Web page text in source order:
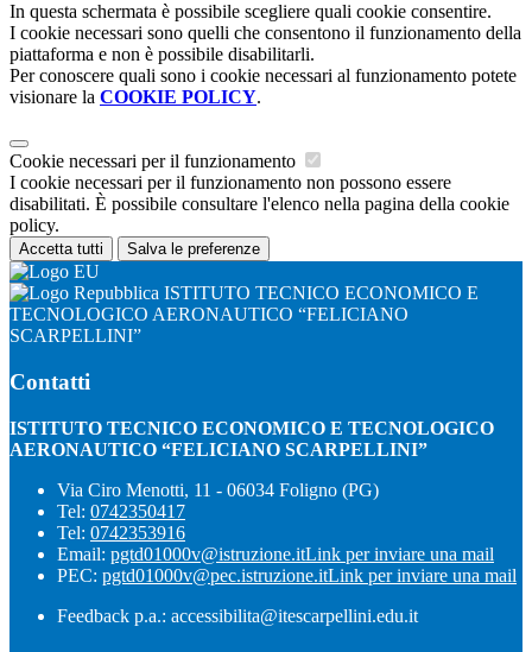
In questa schermata è possibile scegliere quali cookie consentire.
I cookie necessari sono quelli che consentono il funzionamento della
piattaforma e non è possibile disabilitarli.
Per conoscere quali sono i cookie necessari al funzionamento potete
visionare la COOKIE POLICY.
Cookie necessari per il funzionamento
I cookie necessari per il funzionamento non possono essere
disabilitati. È possibile consultare l'elenco nella pagina della cookie
policy.
Accetta tutti Salva le preferenze
ISTITUTO TECNICO ECONOMICO E
TECNOLOGICO AERONAUTICO “FELICIANO
SCARPELLINI”
Contatti
ISTITUTO TECNICO ECONOMICO E TECNOLOGICO
AERONAUTICO “FELICIANO SCARPELLINI”
Via Ciro Menotti, 11 - 06034 Foligno (PG)
Tel: 0742350417
Tel: 0742353916
Email: pgtd01000v@istruzione.itLink per inviare una mail
PEC: pgtd01000v@pec.istruzione.itLink per inviare una mail
Feedback p.a.: accessibilita@itescarpellini.edu.it